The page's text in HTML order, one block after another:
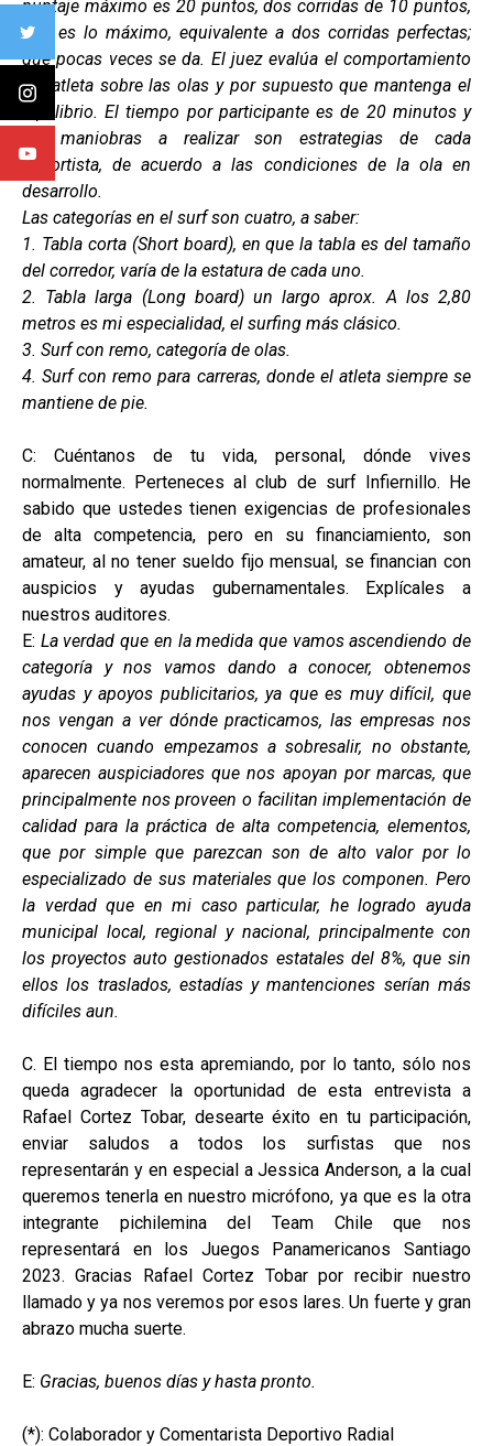
puntaje máximo es 20 puntos, dos corridas de 10 puntos,
que es lo máximo, equivalente a dos corridas perfectas;
que pocas veces se da. El juez evalúa el comportamiento
del atleta sobre las olas y por supuesto que mantenga el
equilibrio. El tiempo por participante es de 20 minutos y
las maniobras a realizar son estrategias de cada
deportista, de acuerdo a las condiciones de la ola en
desarrollo.
Las categorías en el surf son cuatro, a saber:
1. Tabla corta (Short board), en que la tabla es del tamaño
del corredor, varía de la estatura de cada uno.
2. Tabla larga (Long board) un largo aprox. A los 2,80
metros es mi especialidad, el surfing más clásico.
3. Surf con remo, categoría de olas.
4. Surf con remo para carreras, donde el atleta siempre se
mantiene de pie.
C: Cuéntanos de tu vida, personal, dónde vives
normalmente. Perteneces al club de surf Infiernillo. He
sabido que ustedes tienen exigencias de profesionales
de alta competencia, pero en su financiamiento, son
amateur, al no tener sueldo fijo mensual, se financian con
auspicios y ayudas gubernamentales. Explícales a
nuestros auditores.
E: La verdad que en la medida que vamos ascendiendo de
categoría y nos vamos dando a conocer, obtenemos
ayudas y apoyos publicitarios, ya que es muy difícil, que
nos vengan a ver dónde practicamos, las empresas nos
conocen cuando empezamos a sobresalir, no obstante,
aparecen auspiciadores que nos apoyan por marcas, que
principalmente nos proveen o facilitan implementación de
calidad para la práctica de alta competencia, elementos,
que por simple que parezcan son de alto valor por lo
especializado de sus materiales que los componen. Pero
la verdad que en mi caso particular, he logrado ayuda
municipal local, regional y nacional, principalmente con
los proyectos auto gestionados estatales del 8%, que sin
ellos los traslados, estadías y mantenciones serían más
difíciles aun.
C. El tiempo nos esta apremiando, por lo tanto, sólo nos
queda agradecer la oportunidad de esta entrevista a
Rafael Cortez Tobar, desearte éxito en tu participación,
enviar saludos a todos los surfistas que nos
representarán y en especial a Jessica Anderson, a la cual
queremos tenerla en nuestro micrófono, ya que es la otra
integrante pichilemina del Team Chile que nos
representará en los Juegos Panamericanos Santiago
2023. Gracias Rafael Cortez Tobar por recibir nuestro
llamado y ya nos veremos por esos lares. Un fuerte y gran
abrazo mucha suerte.
E: Gracias, buenos días y hasta pronto.
(*): Colaborador y Comentarista Deportivo Radial